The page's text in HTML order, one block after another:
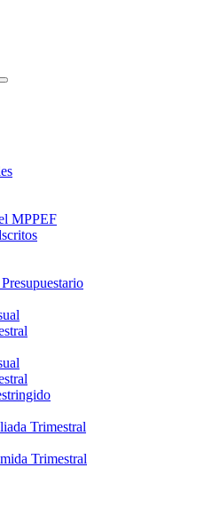
MPPEF
Trimestral
Trimestral